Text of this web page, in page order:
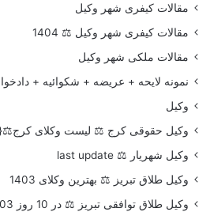
مقالات کیفری شهر وکیل
مقالات کیفری شهر وکیل ⚖️ 1404
مقالات ملکی شهر وکیل
نمونه لایحه + عریضه + شکوائیه +
وکیل
وکیل حقوقی کرج ⚖️ لیست وکلای
وکیل شهریار ⚖️ last update
وکیل طلاق تبریز ⚖️ بهترین وکلای 1403
وکیل طلاق توافقی تبریز ⚖️ در 10 روز 1403 فوری